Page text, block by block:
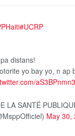
#UCRP
distans!
yo bay yo, n ap
LA SANTÉ
May 30,